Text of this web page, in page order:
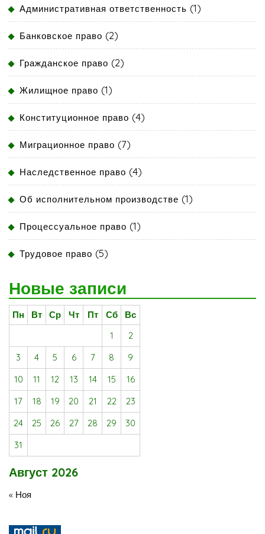
Административная ответственность (1)
Банковское право (2)
Гражданское право (2)
Жилищное право (1)
Конституционное право (4)
Миграционное право (7)
Наследственное право (4)
Об исполнительном производстве (1)
Процессуальное право (1)
Трудовое право (5)
Новые записи
Август 2026
Пн Вт Ср Чт Пт Сб
Вс
1
2
3
4 5 6 7 8
9
10
11 12 13 14 15
16
17
18 19 20 21 22
23
24
25 26 27 28 29
30
31
« Ноя